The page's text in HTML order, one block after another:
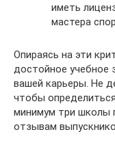
иметь
мастера
Опираясь на эти
достойное учебное
вашей карьеры. Не
чтобы
минимум три школы
отзывам